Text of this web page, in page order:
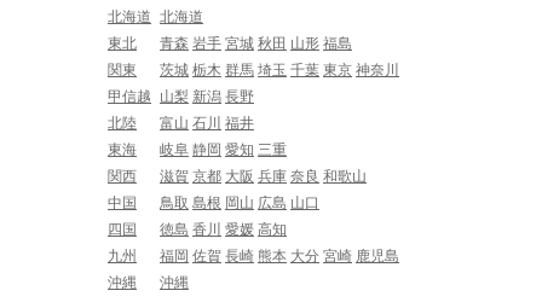
北海道 北海道
東北
青森 岩手 宮城 秋田 山形 福島
関東
茨城 栃木 群馬 埼玉 千葉 東京 神奈川
甲信越
山梨 新潟 長野
北陸
富山 石川 福井
東海
岐阜 静岡 愛知 三重
関西
滋賀 京都 大阪 兵庫 奈良 和歌山
中国
鳥取 島根 岡山 広島 山口
四国
徳島 香川 愛媛 高知
九州
福岡 佐賀 長崎 熊本 大分 宮崎 鹿児島
沖縄
沖縄